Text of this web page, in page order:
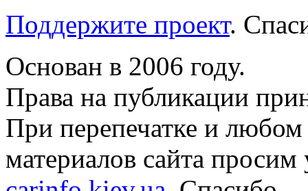
Поддержите проект.
Основан в 2006 году.
Права на публикации
При перепечатке и
материалов сайта просим